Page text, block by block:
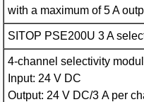
with a maximum of 5 A
SITOP PSE200U 3 A
4-channel selectivity
Input: 24 V DC
Output: 24 V DC/3 A per